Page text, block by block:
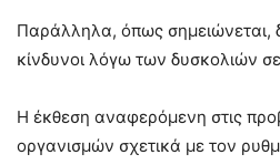
Παράλληλα, όπως σημειώνεται,
κίνδυνοι λόγω των δυσκολιών
Η έκθεση αναφερόμενη στις
οργανισμών σχετικά με τον